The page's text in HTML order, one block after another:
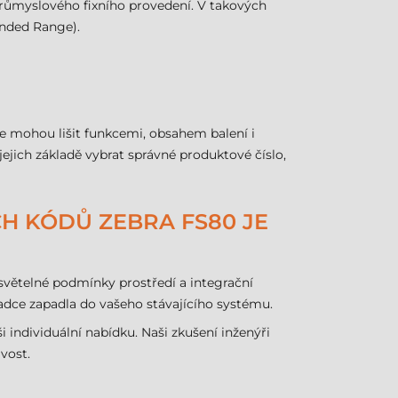
fixního provedení. V takových
Range).
mohou lišit funkcemi, obsahem balení i
základě vybrat správné produktové číslo,
KÓDŮ ZEBRA FS80 JE
podmínky prostředí a integrační
zapadla do vašeho stávajícího systému.
nabídku. Naši zkušení inženýři